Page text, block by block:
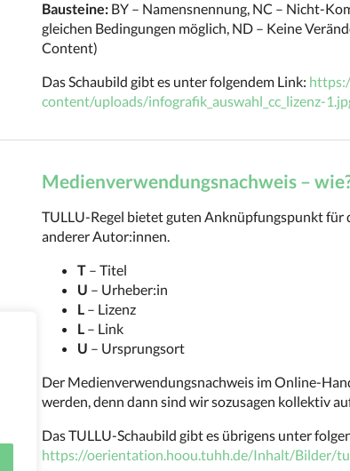
Bausteine: BY – Namensnennung, NC – Nicht-
gleichen Bedingungen möglich, ND – Keine
Content)
Das Schaubild gibt es unter folgendem Link:
content/uploads/infografik_auswahl_cc_lizenz-
Medienverwendungsnachweis –
TULLU-Regel bietet guten Anknüpfungspunkt für
anderer Autor:innen.
T – Titel
U – Urheber:in
L – Lizenz
L – Link
U – Ursprungsort
Der Medienverwendungsnachweis im Online-
werden, denn dann sind wir sozusagen kollektiv
Das TULLU-Schaubild gibt es übrigens unter
https://oerientation.hoou.tuhh.de/Inhalt/Bilder/